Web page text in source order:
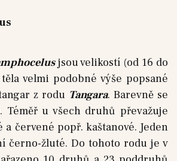
jsou velikostí (od 16 do
velmi podobné výše popsané
z rodu Tangara. Barevně se
Téměř u všech druhů převažuje
červené popř. kaštanové. Jeden
černo-žluté. Do tohoto rodu je v